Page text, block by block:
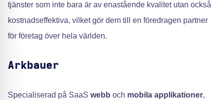
tjänster som inte bara är av enastående kvalitet utan också
kostnadseffektiva, vilket gör dem till en föredragen partner
för företag över hela världen.
Arkbauer
Specialiserad på SaaS webb och mobila applikationer,